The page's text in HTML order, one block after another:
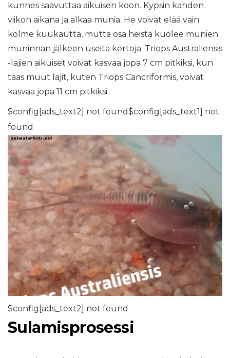
kunnes saavuttaa aikuisen koon. Kypsin kahden
viikon aikana ja alkaa munia. He voivat elää vain
kolme kuukautta, mutta osa heistä kuolee munien
muninnan jälkeen useita kertoja. Triops Australiensis
-lajien aikuiset voivat kasvaa jopa 7 cm pitkiksi, kun
taas muut lajit, kuten Triops Cancriformis, voivat
kasvaa jopa 11 cm pitkiksi.
$config[ads_text2] not found$config[ads_text1] not
found
$config[ads_text2] not found
Sulamisprosessi